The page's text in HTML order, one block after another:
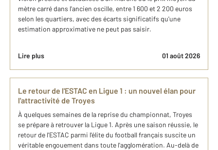
mètre carré dans l'ancien oscille, entre 1 600 et 2 200 euros
selon les quartiers, avec des écarts significatifs qu'une
estimation approximative ne peut pas saisir.
Lire plus 01 août 2026
Le retour de l'ESTAC en Ligue 1 : un nouvel élan pour
l'attractivité de Troyes
À quelques semaines de la reprise du championnat, Troyes
se prépare à retrouver la Ligue 1. Après une saison réussie, le
retour de l'ESTAC parmi l'élite du football français suscite un
véritable engouement dans toute l'agglomération. Au-delà de